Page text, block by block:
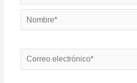
Nombre*
Correo
electrónico*